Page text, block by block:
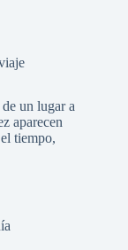
un lugar a
aparecen
tiempo,